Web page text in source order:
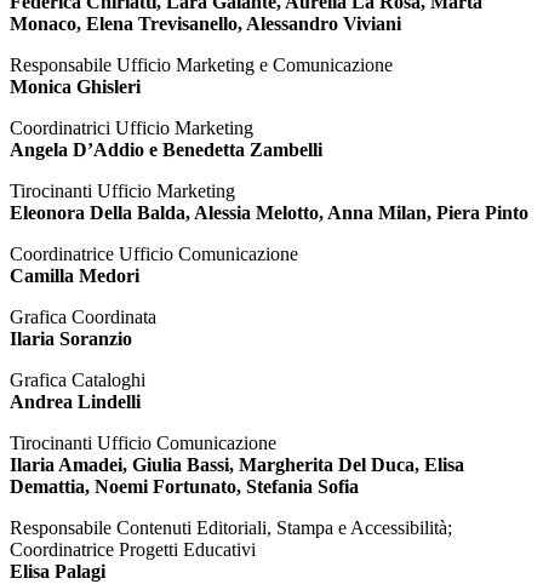
Monaco, Elena Trevisanello, Alessandro Viviani
Responsabile Ufficio Marketing e Comunicazione
Monica Ghisleri
Coordinatrici Ufficio Marketing
Angela D’Addio e Benedetta Zambelli
Tirocinanti Ufficio Marketing
Eleonora Della Balda, Alessia Melotto, Anna Milan, Piera Pinto
Coordinatrice Ufficio Comunicazione
Camilla Medori
Grafica Coordinata
Ilaria Soranzio
Grafica Cataloghi
Andrea Lindelli
Tirocinanti Ufficio Comunicazione
Ilaria Amadei, Giulia Bassi, Margherita Del Duca, Elisa
Demattia, Noemi Fortunato, Stefania Sofia
Responsabile Contenuti Editoriali, Stampa e Accessibilità;
Coordinatrice Progetti Educativi
Elisa Palagi